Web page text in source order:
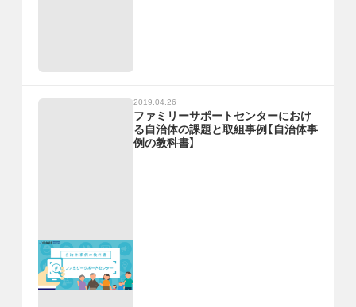
2019.04.26
ファミリーサポートセンターにおけ
る自治体の課題と取組事例【自治体事
例の教科書】